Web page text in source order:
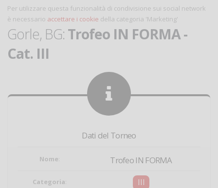
Per utilizzare questa funzionalità di condivisione sui social network
è necessario accettare i cookie della categoria 'Marketing'
Gorle, BG: Trofeo IN FORMA -
Cat. III
Dati del Torneo
Nome: Trofeo IN FORMA
Categoria: III